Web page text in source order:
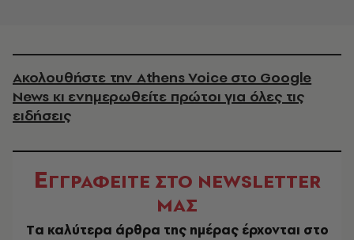
Ακολουθήστε την Athens Voice στο Google
News κι ενημερωθείτε πρώτοι για όλες τις
ειδήσεις
ΕΓΓΡΑΦΕΙΤΕ ΣΤΟ NEWSLETTER
ΜΑΣ
Tα καλύτερα άρθρα της ημέρας έρχονται στο